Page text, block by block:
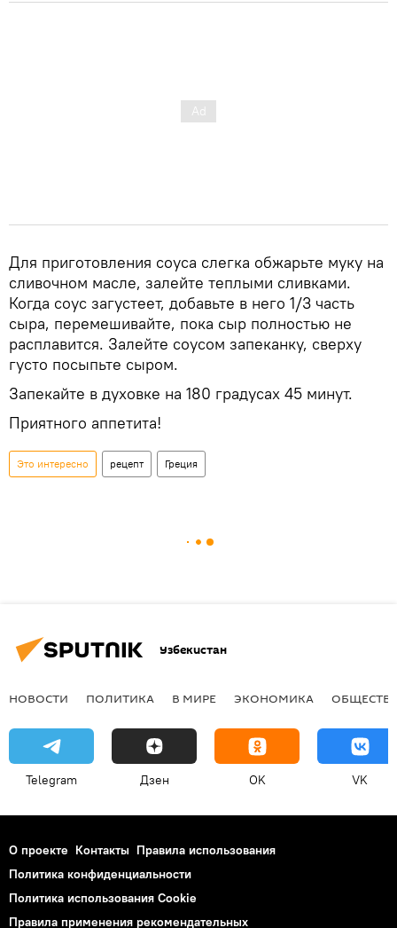
Для приготовления соуса слегка обжарьте муку на
сливочном масле, залейте теплыми сливками.
Когда соус загустеет, добавьте в него 1/3 часть
сыра, перемешивайте, пока сыр полностью не
расплавится. Залейте соусом запеканку, сверху
густо посыпьте сыром.
Запекайте в духовке на 180 градусах 45 минут.
Приятного аппетита!
Это интересно рецепт Греция
Узбекистан
НОВОСТИ ПОЛИТИКА В МИРЕ ЭКОНОМИКА
Telegram Дзен OK VK
О проекте Контакты Правила использования
Политика конфиденциальности
Политика использования Cookie
Правила применения рекомендательных